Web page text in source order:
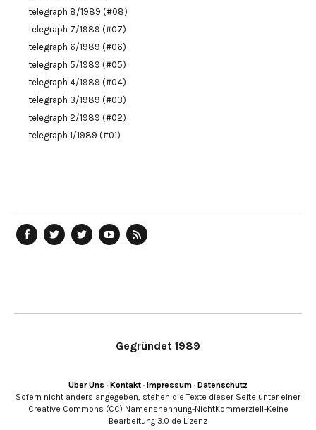
telegraph 8/1989 (#08)
telegraph 7/1989 (#07)
telegraph 6/1989 (#06)
telegraph 5/1989 (#05)
telegraph 4/1989 (#04)
telegraph 3/1989 (#03)
telegraph 2/1989 (#02)
telegraph 1/1989 (#01)
Gegründet 1989
Über Uns · Kontakt · Impressum · Datenschutz
Sofern nicht anders angegeben, stehen die Texte dieser Seite unter einer
Creative Commons (CC) Namensnennung-NichtKommerziell-Keine
Bearbeitung 3.0 de Lizenz